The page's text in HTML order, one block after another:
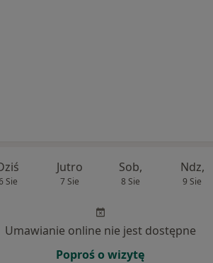
Sie
Jutro
7 Sie
Sob,
8 Sie
Ndz,
9 Sie
Umawianie online nie jest dostępne
Poproś o wizytę